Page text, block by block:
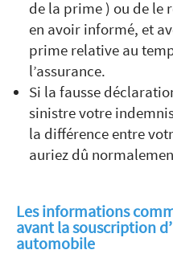
de la prime ) ou de le
en avoir informé, et
prime relative au
l’assurance.
Si la fausse
sinistre votre
la différence entre
auriez dû
Les informations
avant la souscription
automobile